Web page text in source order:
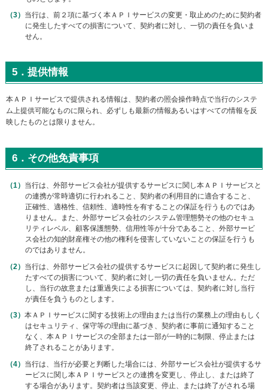
当行は、前２項に基づく本ＡＰＩサービスの変更・取止めのために契約者
に発生したすべての損害について、契約者に対し、一切の責任を負いま
せん。
5．提供情報
本ＡＰＩサービスで提供される情報は、契約者の照会操作時点で当行のシステ
ム上提供可能なものに限られ、必ずしも最新の情報あるいはすべての情報を反
映したものとは限りません。
6．その他免責事項
当行は、外部サービス会社が提供するサービスに関し本ＡＰＩサービスと
の連携が常時適切に行われること、契約者の利用目的に適合すること、
正確性、適格性、信頼性、適時性を有することの保証を行うものではあ
りません。また、外部サービス会社のシステム管理態勢その他のセキュ
リティレベル、顧客保護態勢、信用性等が十分であること、外部サービ
ス会社の知的財産権その他の権利を侵害していないことの保証を行うも
のではありません。
当行は、外部サービス会社の提供するサービスに起因して契約者に発生し
たすべての損害について、契約者に対し一切の責任を負いません。ただ
し、当行の故意または重過失による損害については、契約者に対し当行
が責任を負うものとします。
本ＡＰＩサービスに関する技術上の理由または当行の業務上の理由もしく
はセキュリティ、保守等の理由に基づき、契約者に事前に通知すること
なく、本ＡＰＩサービスの全部または一部が一時的に制限、停止または
終了されることがあります。
当行は、当行が必要と判断した場合には、外部サービス会社が提供するサ
ービスに関し本ＡＰＩサービスとの連携を変更し、停止し、または終了
する場合があります。契約者は当該変更、停止、または終了がされる場